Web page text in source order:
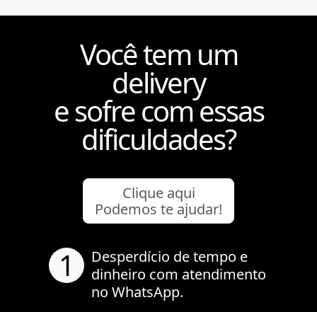
Você tem um
delivery
e sofre com essas
dificuldades?
Clique aqui
Podemos te ajudar!
1
Desperdício de tempo e
dinheiro com atendimento
no WhatsApp.